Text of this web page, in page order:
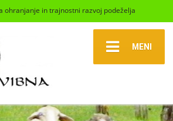
ohranjanje in trajnostni razvoj podeželja
MENI